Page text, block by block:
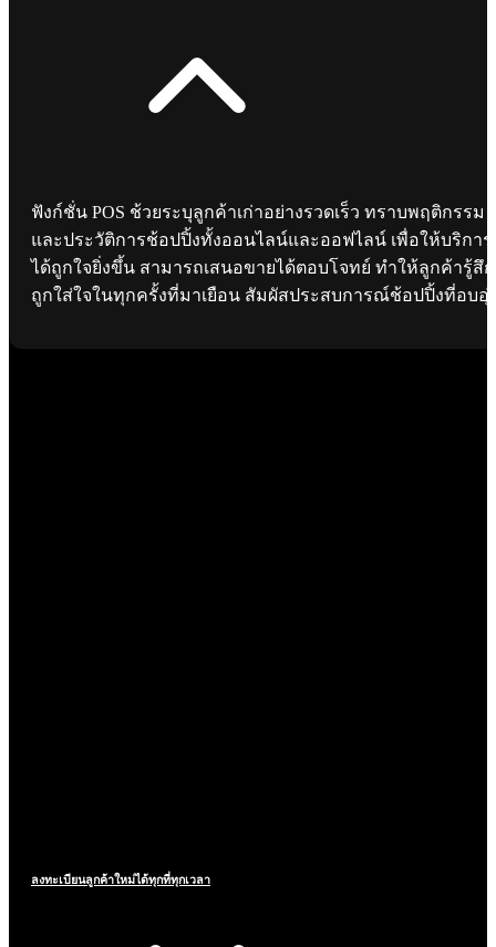
ฟังก์ชั่น POS ช้วยระบุลูกค้าเก่าอย่างรวดเร็ว ทราบพฤติกรรม
และประวัติการช้อปปิ้งทั้งออนไลน์และออฟไลน์ เพื่อให้บริการ
ได้ถูกใจยิ่งขึ้น สามารถเสนอขายได้ตอบโจทย์ ทำให้ลูกค้ารู้สึก
ถูกใส่ใจในทุกครั้งที่มาเยือน สัมผัสประสบการณ์ช้อปปิ้งที่อบอุ่
ลงทะเบียนลูกค้าใหม่ได้ทุกที่ทุกเวลา